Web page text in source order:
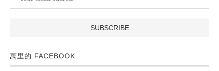
萬里的 FACEBOOK